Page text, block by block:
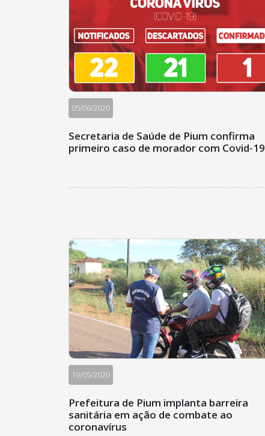
05/06/2020
Secretaria de Saúde de Pium confirma
primeiro caso de morador com Covid-19
19/05/2020
Prefeitura de Pium implanta barreira
sanitária em ação de combate ao
coronavírus